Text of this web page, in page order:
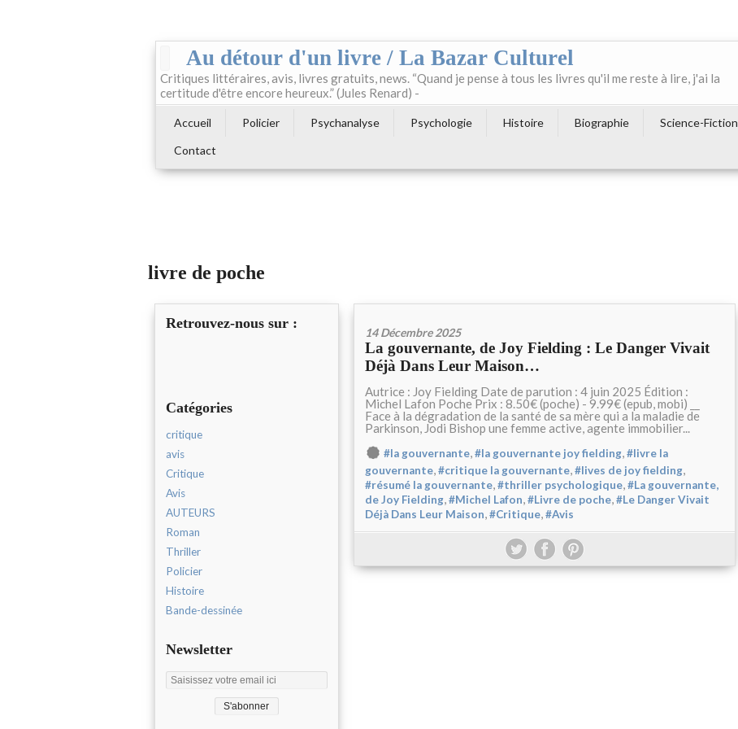
Au détour d'un livre / La Bazar Culturel
Critiques littéraires, avis, livres gratuits, news. “Quand je pense à tous les livres qu'il me reste à lire, j'ai la
certitude d'être encore heureux.” (Jules Renard) -
Accueil Policier Psychanalyse Psychologie Histoire Biographie Science-Fiction
Contact
livre de poche
Retrouvez-nous sur :
Catégories
critique
avis
Critique
Avis
AUTEURS
Roman
Thriller
Policier
Histoire
Bande-dessinée
Newsletter
14 Décembre 2025
La gouvernante, de Joy Fielding : Le Danger Vivait
Déjà Dans Leur Maison…
Autrice : Joy Fielding Date de parution : 4 juin 2025 Édition :
Michel Lafon Poche Prix : 8.50€ (poche) - 9.99€ (epub, mobi) __
Face à la dégradation de la santé de sa mère qui a la maladie de
Parkinson, Jodi Bishop une femme active, agente immobilier...
#la gouvernante,#la gouvernante joy fielding,#livre la
gouvernante,#critique la gouvernante,#lives de joy fielding,
#résumé la gouvernante,#thriller psychologique,#La gouvernante,
de Joy Fielding,#Michel Lafon,#Livre de poche,#Le Danger Vivait
Déjà Dans Leur Maison,#Critique,#Avis